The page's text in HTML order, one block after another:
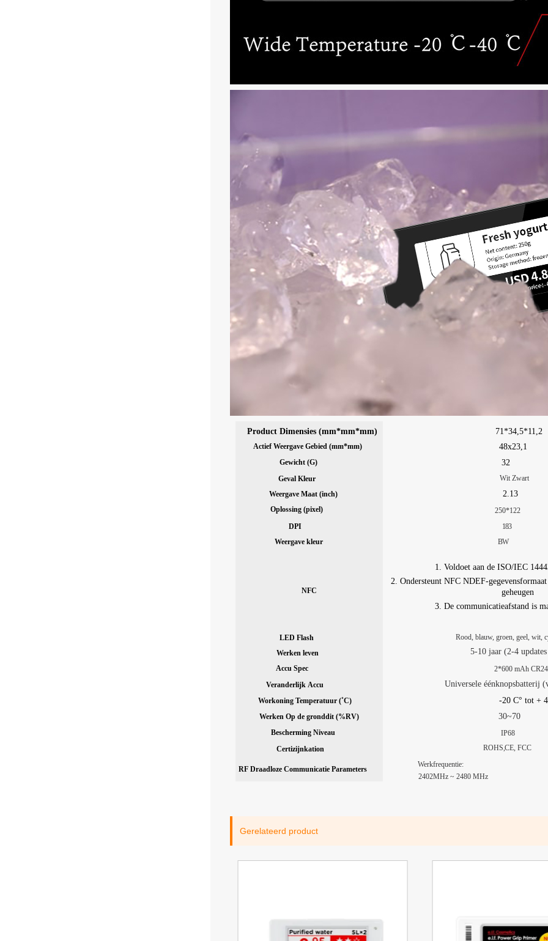
Product Dimensies (mm*mm*mm) 71*34,5*11,2
Actief Weergave Gebied (mm*mm) 48x23,1
Gewicht (G) 32
Geval Kleur
Wit Zwart
Weergave Maat (inch) 2.13
Oplossing (pixel)
250*122
DPI
183
Weergave kleur BW
NFC
1. Voldoet aan de ISO/IEC
2. Ondersteunt NFC NDEF-
geheugen
3. De communicatieafstand is
LED Flash
Rood, blauw, groen, geel, wit,
Werken leven 5-10 jaar (2-4
Accu Spec
2*600 mAh
Veranderlijk Accu Universele éénknopsbatterij
Workoning Temperatuur (˚C) -20 C° tot +
Werken Op de gronddit (%RV) 30~70
Bescherming Niveau
IP68
Certizijnkation ROHS,CE, FCC
RF Draadloze Communicatie Parameters
Werkfrequentie:
2402MHz ~ 2480 MHz
Gerelateerd product